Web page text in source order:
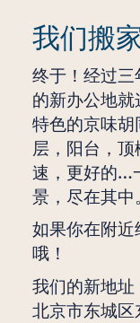
我们搬
终于！经过
的新办公地
特色的京味
层，阳台，
速，更好的…
景，尽在其中。
如果你在附
哦！
我们的新地址
北京市东城